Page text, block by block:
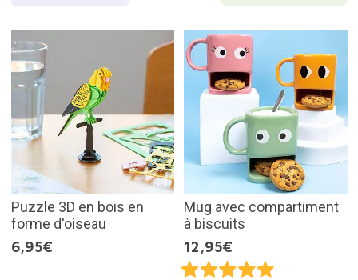
Puzzle 3D en bois en
forme d'oiseau
6,95€
Mug avec compartiment
à biscuits
12,95€